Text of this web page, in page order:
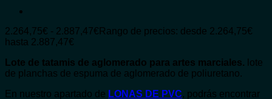
2.264,75€ - 2.887,47€ Rango de precios: desde 2.264,75€
hasta 2.887,47€
Lote de tatamis de aglomerado para artes marciales. lote
de planchas de espuma de aglomerado de poliuretano.
En nuestro apartado de LONAS DE PVC, podrás encontrar